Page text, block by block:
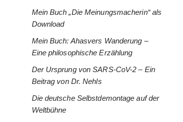
Mein Buch „Die Meinungsmacherin“ als
Download
Mein Buch: Ahasvers Wanderung –
Eine philosophische Erzählung
Der Ursprung von SARS-CoV-2 – Ein
Beitrag von Dr. Nehls
Die deutsche Selbstdemontage auf der
Weltbühne